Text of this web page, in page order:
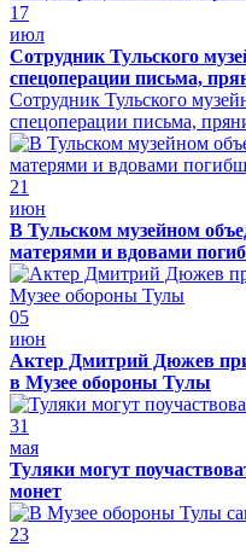
17
июл
Сотрудник Тульского
спецоперации письма,
Сотрудник Тульского
спецоперации письма,
21
июн
В Тульском музейном
матерями и вдовами
05
июн
Актер Дмитрий Дюжев
в Музее обороны Тулы
31
мая
Туляки могут
монет
23